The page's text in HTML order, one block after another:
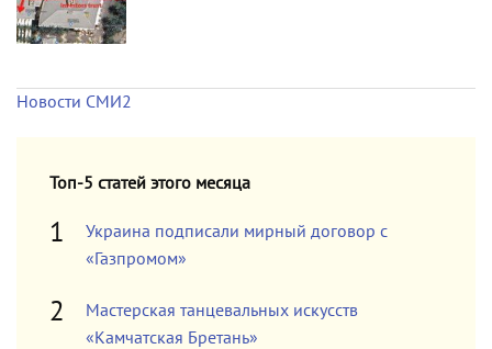
Новости СМИ2
Топ-5 статей этого месяца
Украина подписали мирный договор с
«Газпромом»
Мастерская танцевальных искусств
«Камчатская Бретань»